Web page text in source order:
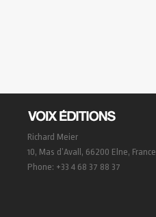
Richard Meier
10, Mas d’Avall, 66200 Elne, France
Phone: +33 4 68 37 88 37